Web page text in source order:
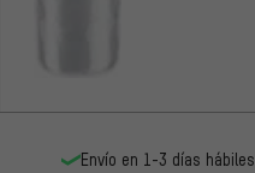
Envío en 1-3 días hábiles